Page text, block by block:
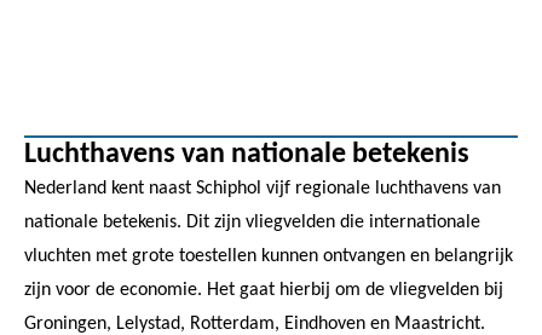
Luchthavens van nationale betekenis
Nederland kent naast Schiphol vijf regionale luchthavens van
nationale betekenis. Dit zijn vliegvelden die internationale
vluchten met grote toestellen kunnen ontvangen en belangrijk
zijn voor de economie. Het gaat hierbij om de vliegvelden bij
Groningen, Lelystad, Rotterdam, Eindhoven en Maastricht.